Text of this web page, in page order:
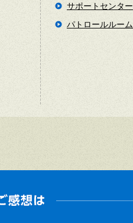
サポートセンター
パトロールルーム